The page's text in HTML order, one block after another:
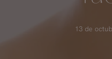
13 de